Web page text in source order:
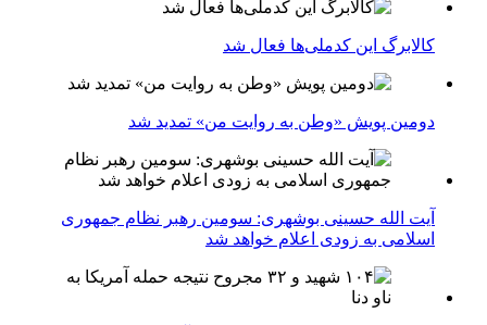
کالابرگ این کدملی‌ها فعال شد
دومین پویش «وطن به روایت من» تمدید شد
آیت الله حسینی بوشهری: سومین رهبر نظام جمهوری
اسلامی به زودی اعلام خواهد شد